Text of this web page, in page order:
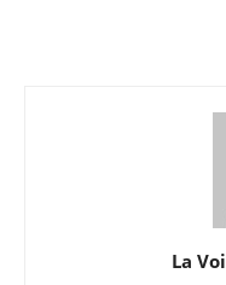
La